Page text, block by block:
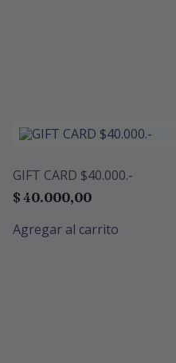
GIFT CARD $40.000.-
$ 40.000,00
Agregar al carrito